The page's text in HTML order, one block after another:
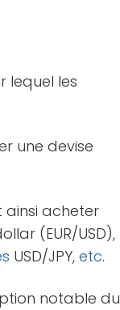
lequel les
une devise
ainsi acheter
(EUR/USD),
USD/JPY,etc.
notable du